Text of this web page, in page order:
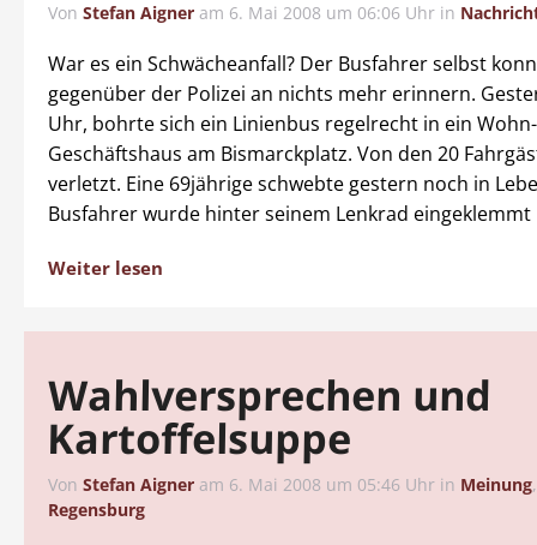
Von Stefan Aigner am 6. Mai 2008 um 06:06 Uhr in
War es ein Schwächeanfall? Der Busfahrer selbst
gegenüber der Polizei an nichts mehr erinnern.
Uhr, bohrte sich ein Linienbus regelrecht in ein
Geschäftshaus am Bismarckplatz. Von den 20
verletzt. Eine 69jährige schwebte gestern noch in
Busfahrer wurde hinter seinem Lenkrad
Weiter lesen
Wahlversprechen und
Kartoffelsuppe
Von Stefan Aigner am 6. Mai 2008 um 05:46 Uhr in Meinung
Regensburg